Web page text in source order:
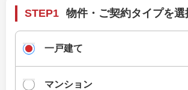
STEP1 物件・ご契約タイプを選
一戸建て
マンション